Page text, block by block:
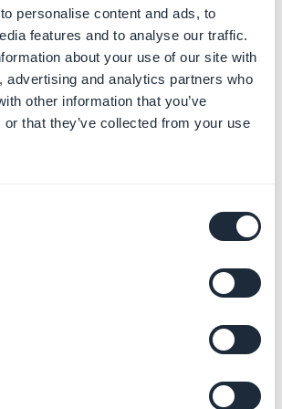
personalise content and ads, to
features and to analyse our traffic.
about your use of our site with
advertising and analytics partners who
other information that you’ve
or that they’ve collected from your use
dirección URL:
URL
de tu archivo KML